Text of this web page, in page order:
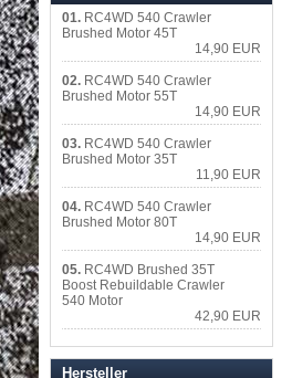
01. RC4WD 540 Crawler
Brushed Motor 45T
14,90 EUR
02. RC4WD 540 Crawler
Brushed Motor 55T
14,90 EUR
03. RC4WD 540 Crawler
Brushed Motor 35T
11,90 EUR
04. RC4WD 540 Crawler
Brushed Motor 80T
14,90 EUR
05. RC4WD Brushed 35T
Boost Rebuildable Crawler
540 Motor
42,90 EUR
Hersteller